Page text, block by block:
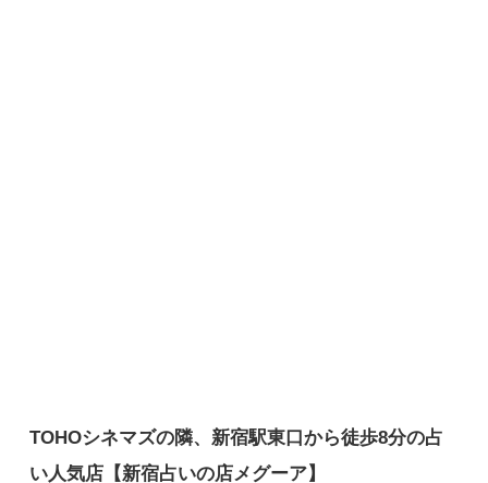
TOHOシネマズの隣、新宿駅東口から徒歩8分の占
い人気店【新宿占いの店メグーア】